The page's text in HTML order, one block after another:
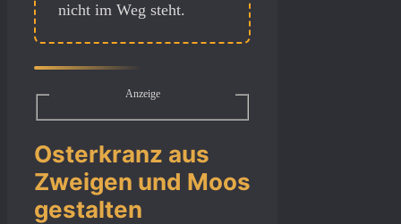
nicht im Weg steht.
Anzeige
Osterkranz aus
Zweigen und Moos
gestalten